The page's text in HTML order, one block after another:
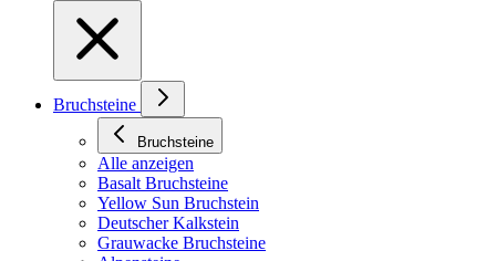
Bruchsteine
Bruchsteine
Alle anzeigen
Basalt Bruchsteine
Yellow Sun Bruchstein
Deutscher Kalkstein
Grauwacke Bruchsteine